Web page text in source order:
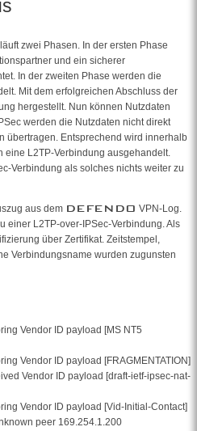
zwei Phasen. In der ersten Phase
und ein sicherer
In der zweiten Phase werden die
Mit dem erfolgreichen Abschluss der
hergestellt. Nun können Nutzdaten
werden die Nutzdaten nicht direkt
übertragen. Entsprechend wird innerhalb
eine L2TP-Verbindung ausgehandelt.
Verbindung als solches nichts weiter zu
aus dem DEFENDO VPN-Log.
einer L2TP-over-IPSec-Verbindung. Als
über Zertifikat. Zeitstempel,
Verbindungsname wurden zugunsten
Vendor ID payload [MS NT5
Vendor ID payload [FRAGMENTATION]
Vendor ID payload [draft-ietf-ipsec-nat-
Vendor ID payload [Vid-Initial-Contact]
peer 169.254.1.200